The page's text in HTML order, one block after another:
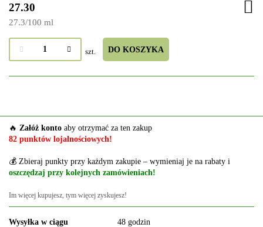
27.30
27.3/100 ml
szt. DO KOSZYKA
🔥 Załóż konto aby otrzymać za ten zakup
82 punktów lojalnościowych!
💰 Zbieraj punkty przy każdym zakupie – wymieniaj je na rabaty i
oszczędzaj przy kolejnych zamówieniach!
Im więcej kupujesz, tym więcej zyskujesz!
Wysyłka w ciągu 48 godzin